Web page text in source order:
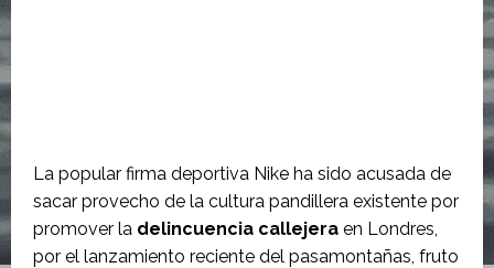
La popular firma deportiva Nike ha sido acusada de
sacar provecho de la cultura pandillera existente por
promover la delincuencia callejera en Londres,
por el lanzamiento reciente del pasamontañas, fruto